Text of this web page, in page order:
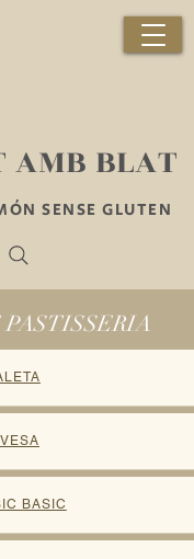
SENSE GLUTEN
AMB BLAT
BASIC